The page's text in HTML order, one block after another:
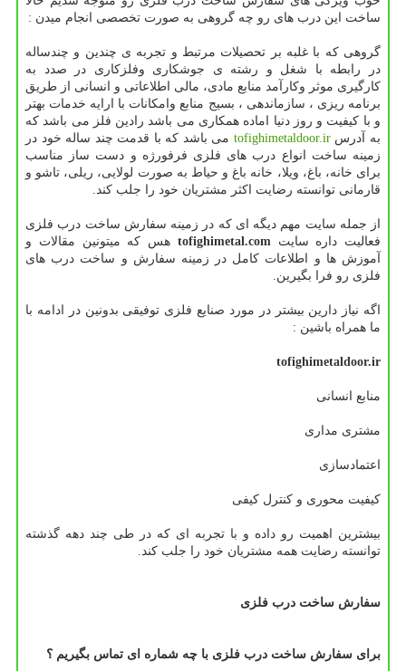
ساخت این درب های رو چه گروهی به صورت تخصصی انجام میدن :
گروهی که با غلبه بر تحصیلات مرتبط و تجربه ی چندین و چندساله
در رابطه با شغل و رشته ی جوشکاری وفلزکاری در صدد به
کارگیری موثر وکارآمد منابع مادی، مالی اطلاعاتی و انسانی از طریق
برنامه ریزی ، سازماندهی ، بسیج منابع وامکانات با ارایه خدمات بهتر
و با کیفیت و روز دنیا اماده همکاری می باشد رادین فلز می باشد که
به آدرسtofighimetaldoor.ir می باشد که با قدمت چند ساله خود در
زمینه ساخت انواع درب های فلزی فرفورژه و دست ساز مناسب
برای خانه، باغ، ویلا، خانه باغ و حیاط به صورت لولایی، ریلی، تاشو و
قارمانی توانسته رضایت اکثر مشتریان خود را جلب کند.
از جمله سایت مهم دیگه ای که در زمینه سفارش ساخت درب فلزی
فعالیت داره سایتtofighimetal.com هس که میتونین مقالات و
آموزش ها و اطلاعات کامل در زمینه سفارش و ساخت درب های
فلزی رو فرا بگیرین.
اگه نیاز دارین بیشتر در مورد صنایع فلزی توفیقی بدونین در ادامه با
ما همراه باشین :
tofighimetaldoor.ir
منابع انسانی
مشتری مداری
اعتمادسازی
کیفیت محوری و کنترل کیفی
بیشترین اهمیت رو داده و با تجربه ای که در طی چند دهه گذشته
توانسته رضایت همه مشتریان خود را جلب کند.
سفارش ساخت درب فلزی
برای سفارش ساخت درب فلزی با چه شماره ای تماس بگیریم ؟